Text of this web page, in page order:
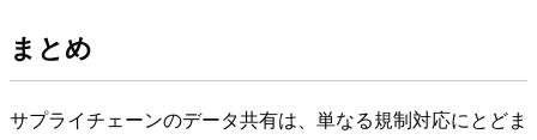
まとめ
サプライチェーンのデータ共有は、単なる規制対応にとどま